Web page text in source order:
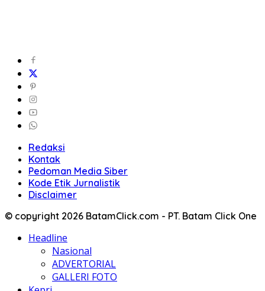
Redaksi
Kontak
Pedoman Media Siber
Kode Etik Jurnalistik
Disclaimer
© copyright 2026 BatamClick.com - PT. Batam Click One
Headline
Nasional
ADVERTORIAL
GALLERI FOTO